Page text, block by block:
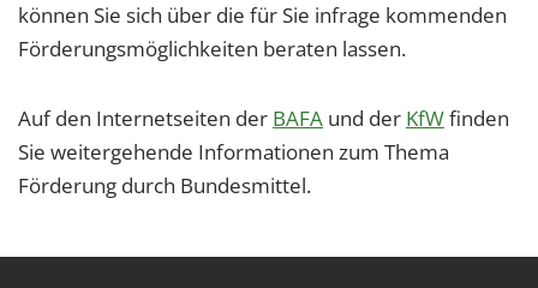
können Sie sich über die für Sie infrage kommenden
Förderungsmöglichkeiten beraten lassen.
Auf den Internetseiten der BAFA und der KfWfinden
Sie weitergehende Informationen zum Thema
Förderung durch Bundesmittel.
Plattformen anzeigen zu können, werden von
diesen externen Medien Cookies gesetzt.
Vimeo